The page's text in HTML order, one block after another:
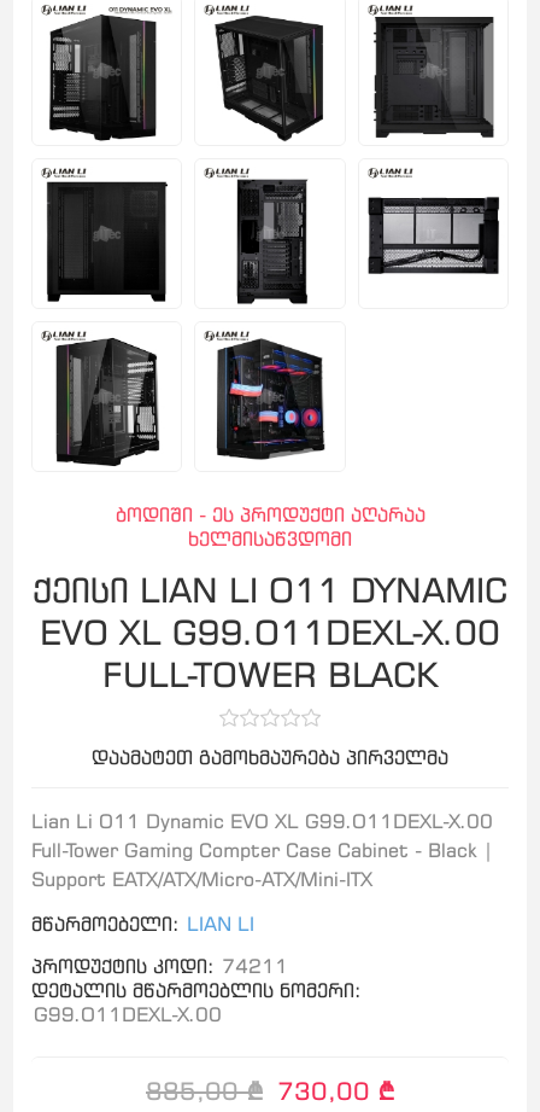
ბოდიში - ეს პროდუქტი აღარაა
ხელმისაწვდომი
ქეისი LIAN LI O11 DYNAMIC
EVO XL G99.O11DEXL-X.00
FULL-TOWER BLACK
დაამატეთ გამოხმაურება პირველმა
Lian Li O11 Dynamic EVO XL G99.O11DEXL-X.00
Full-Tower Gaming Compter Case Cabinet - Black |
Support EATX/ATX/Micro-ATX/Mini-ITX
მწარმოებელი: LIAN LI
პროდუქტის კოდი: 74211
დეტალის მწარმოებლის ნომერი:
G99.O11DEXL-X.00
885,00 ₾ 730,00 ₾